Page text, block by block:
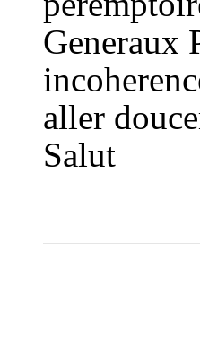
Generaux
aller
Salut